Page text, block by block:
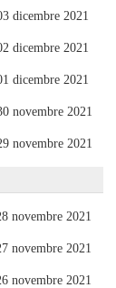
dicembre 2021
dicembre 2021
dicembre 2021
novembre 2021
novembre 2021
novembre 2021
novembre 2021
novembre 2021